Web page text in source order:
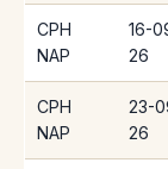
CPH
NAP
16-
26
CPH
NAP
23-
26